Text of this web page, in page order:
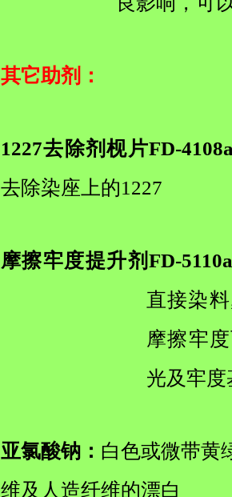
其它助剂 ：
1227去除剂枧片FD-
去除染座上的1227
摩擦牢度提升剂FD-
直接染
摩擦牢
光及牢
亚氯酸钠： 白色或微带黄
维及人造纤维的漂白